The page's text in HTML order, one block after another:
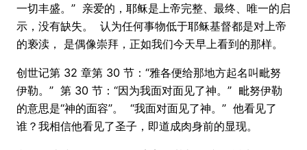
一切丰盛。” 亲爱的，耶稣是上帝完整、最终、唯一的启
示，没有缺失。 认为任何事物低于耶稣基督都是对上帝
的亵渎， 是偶像崇拜，正如我们今天早上看到的那样。
创世记第 32 章第 30 节：“雅各便给那地方起名叫毗努
伊勒。” 第 30 节：“因为我面对面见了神。” 毗努伊勒
的意思是“神的面容”。 “我面对面见了神。” 他看见了
谁？我相信他看见了圣子，即道成肉身前的显现。